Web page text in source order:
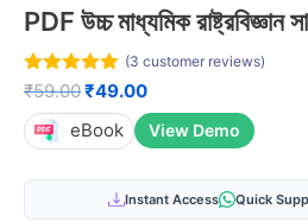
PDF উচ্চ মাধ্যমিক
5.00 out of
(3 customer reviews)
₹59.00Original
price
was:
₹49.00Current
price
is:
eBook View Demo
Instant Access Quick